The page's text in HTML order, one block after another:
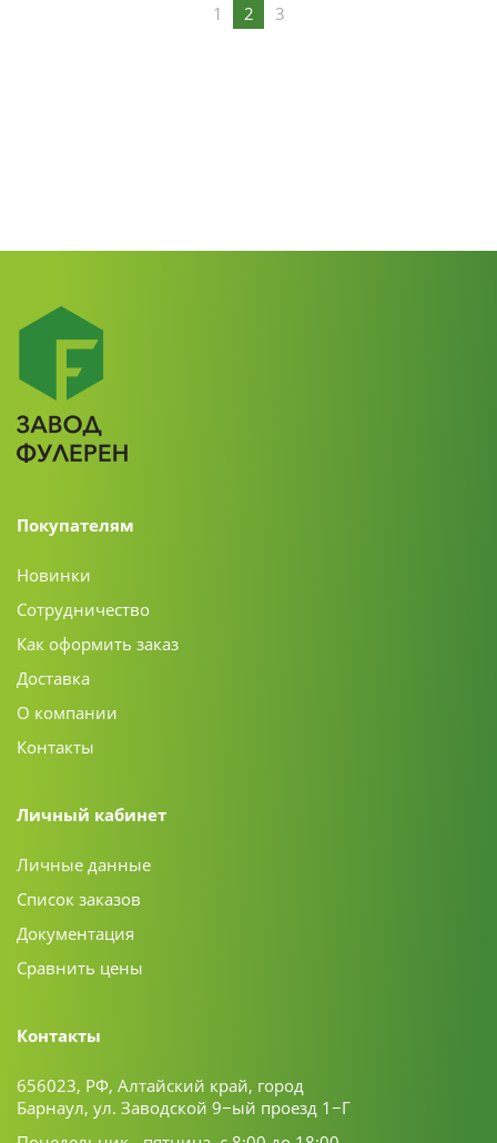
1 2 3
Покупателям
Новинки
Сотрудничество
Как оформить заказ
Доставка
О компании
Контакты
Личный кабинет
Личные данные
Список заказов
Документация
Сравнить цены
Контакты
656023, РФ, Алтайский край, город
Барнаул, ул. Заводской 9−ый проезд 1−Г